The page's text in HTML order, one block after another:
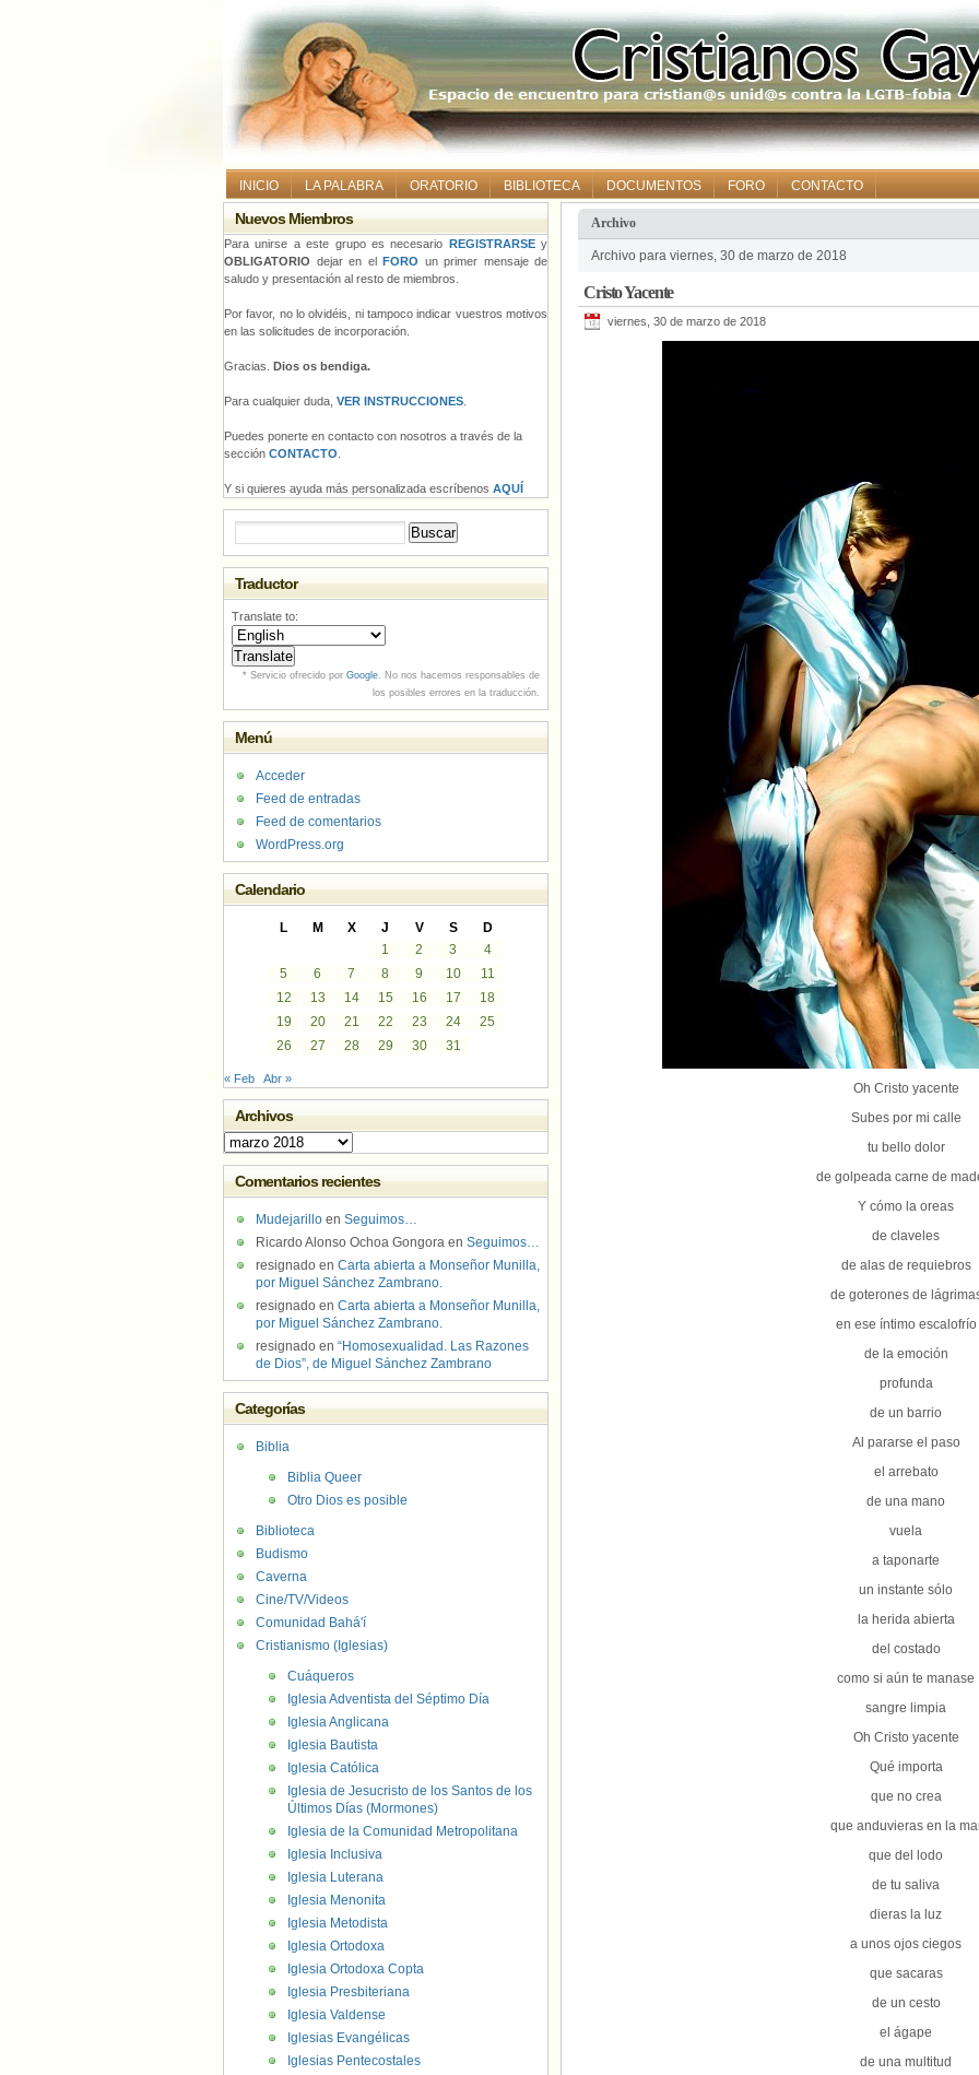
INICIO LA PALABRA ORATORIO BIBLIOTECA DOCUMENTOS FORO CONTACTO
Archivo
Archivo para viernes, 30 de marzo de 2018
Cristo Yacente
viernes, 30 de marzo de 2018
Oh Cristo yacente
Subes por mi calle
tu bello dolor
de golpeada carne de
Y cómo la oreas
de claveles
de alas de requiebros
de goterones de
en ese íntimo escalofrío
de la emoción
profunda
de un barrio
Al pararse el paso
el arrebato
de una mano
vuela
a taponarte
un instante sólo
la herida abierta
del costado
como si aún te manase
sangre limpia
Oh Cristo yacente
Qué importa
que no crea
que anduvieras en la
que del lodo
de tu saliva
dieras la luz
a unos ojos ciegos
que sacaras
de un cesto
el ágape
de una multitud
Nuevos Miembros
Para unirse a este grupo es necesario REGISTRARSEy
OBLIGATORIO dejar en el FORO un primer mensaje de
saludo y presentación al resto de miembros.
Por favor, no lo olvidéis, ni tampoco indicar vuestros motivos
en las solicitudes de incorporación.
Gracias. Dios os bendiga.
Para cualquier duda, VER INSTRUCCIONES
Puedes ponerte en contacto con nosotros a través de la
sección CONTACTO
Y si quieres ayuda más personalizada escríbenos AQUÍ
Traductor
Translate to:
* Servicio ofrecido por Google. No nos hacemos responsables de
los posibles errores en la traducción.
Menú
Acceder
Feed de entradas
Feed de comentarios
WordPress.org
Calendario
L M X J V S
D
1
2 3
4
5
6 7 8 9 10
11
12
13 14 15 16 17
18
19
20 21 22 23 24
25
26
27 28 29 30 31
« Feb Abr »
Archivos
Archivos
Comentarios recientes
Mudejarillo en Seguimos…
Ricardo Alonso Ochoa Gongora en Seguimos…
resignado en Carta abierta a Monseñor Munilla,
por Miguel Sánchez Zambrano.
resignado en Carta abierta a Monseñor Munilla,
por Miguel Sánchez Zambrano.
resignado en “Homosexualidad. Las Razones
de Dios”, de Miguel Sánchez Zambrano
Categorías
Biblia
Biblia Queer
Otro Dios es posible
Biblioteca
Budismo
Caverna
Cine/TV/Videos
Comunidad Bahá'í
Cristianismo (Iglesias)
Cuáqueros
Iglesia Adventista del Séptimo Día
Iglesia Anglicana
Iglesia Bautista
Iglesia Católica
Iglesia de Jesucristo de los Santos de los
Últimos Días (Mormones)
Iglesia de la Comunidad Metropolitana
Iglesia Inclusiva
Iglesia Luterana
Iglesia Menonita
Iglesia Metodista
Iglesia Ortodoxa
Iglesia Ortodoxa Copta
Iglesia Presbiteriana
Iglesia Valdense
Iglesias Evangélicas
Iglesias Pentecostales